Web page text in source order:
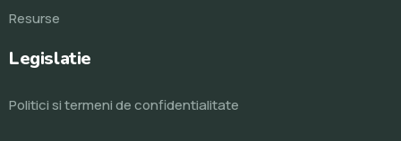
Resurse
Legislatie
Politici si termeni de confidentialitate